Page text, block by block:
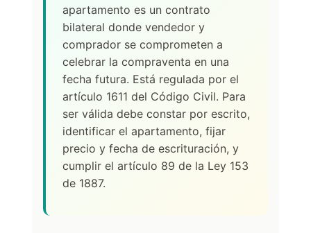
apartamento es un contrato
bilateral donde vendedor y
comprador se comprometen a
celebrar la compraventa en una
fecha futura. Está regulada por el
artículo 1611 del Código Civil. Para
ser válida debe constar por escrito,
identificar el apartamento, fijar
precio y fecha de escrituración, y
cumplir el artículo 89 de la Ley 153
de 1887.